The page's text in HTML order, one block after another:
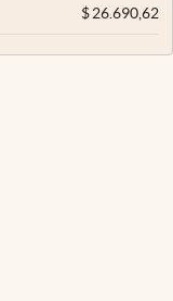
$26.690,62